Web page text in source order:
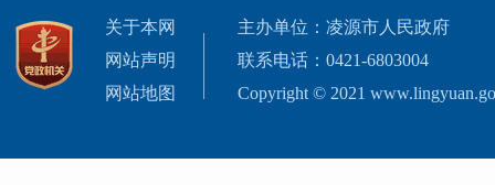
关于本网
网站声明
网站地图
主办单位：凌源市人民政府
联系电话：0421-6803004
Copyright © 2021